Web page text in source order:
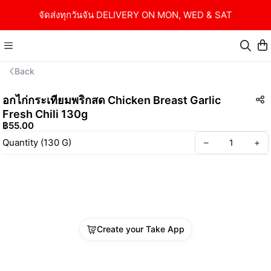
จัดส่งทุกวันจัน DELIVERY ON MON, WED & SAT
Back
อกไก่กระเทียมพริกสด Chicken Breast Garlic
Fresh Chili 130g
฿55.00
Quantity (130 G) – +
Create your Take App